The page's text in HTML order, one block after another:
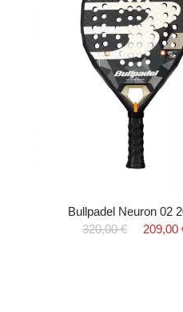
Bullpadel Neuron 02
320,00 €
209,00